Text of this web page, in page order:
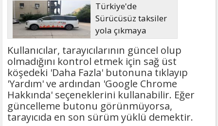
Türkiye'de
Sürücüsüz taksiler
yola çıkmaya
hazırlanıyor
Kullanıcılar, tarayıcılarının güncel olup
olmadığını kontrol etmek için sağ üst
köşedeki 'Daha Fazla' butonuna tıklayıp
'Yardım' ve ardından 'Google Chrome
Hakkında' seçeneklerini kullanabilir. Eğer
güncelleme butonu görünmüyorsa,
tarayıcıda en son sürüm yüklü demektir.